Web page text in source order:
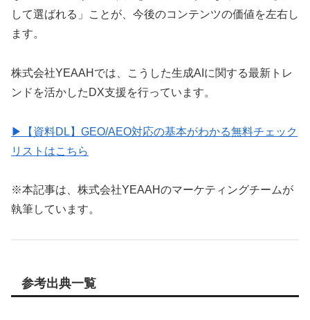
して選ばれる」ことが、今後のコンテンツの価値を左右し
ます。
株式会社YEAAHでは、こうした生成AIに関する最新トレ
ンドを活かしたDX支援を行っています。
▶︎【資料DL】GEO/AEO対応の基本がわかる無料チェック
リストはこちら
※本記事は、株式会社YEAAHのマーケティングチームが
執筆しています。
参考出典一覧